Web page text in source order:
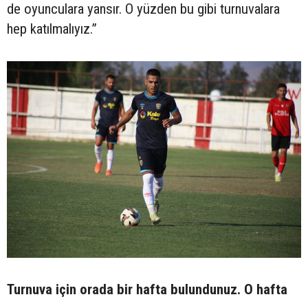
de oyunculara yansır. O yüzden bu gibi turnuvalara
hep katılmalıyız.”
Turnuva için orada bir hafta bulundunuz. O hafta